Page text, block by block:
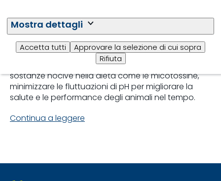
Mostra dettagli
Accetta tutti
Approvare la selezione di cui sopra
Rifiuta
fondamento per ottenere performance di crescita
ottimali nei bovini da carne e profitto per
l’allevatore. Per questo motivo è necessario
considerare l’appetibilità, la degradabilità ruminale
dei componenti della dieta, la presenza di eventuali
sostanze nocive nella dieta come le micotossine,
minimizzare le fluttuazioni di pH per migliorare la
salute e le performance degli animali nel tempo.
Continua a leggere